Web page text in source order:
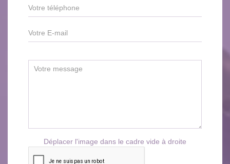
Déplacer l'image dans le cadre vide à droite